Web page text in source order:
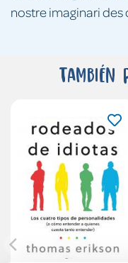
nostre imaginari